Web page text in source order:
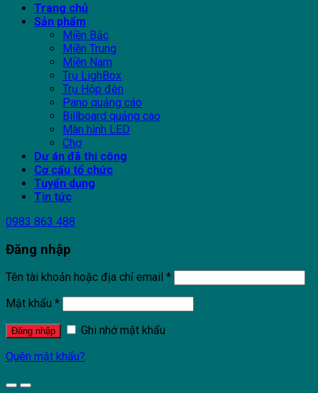
Trang chủ
Sản phẩm
Miền Bắc
Miền Trung
Miền Nam
Trụ LighBox
Trụ Hộp đèn
Pano quảng cáo
Billboard quảng cáo
Màn hình LED
Chợ
Dự án đã thi công
Cơ cấu tổ chức
Tuyển dụng
Tin tức
0983 863 488
Đăng nhập
Tên tài khoản hoặc địa chỉ email *
Mật khẩu *
Đăng nhập
Ghi nhớ mật khẩu
Quên mật khẩu?